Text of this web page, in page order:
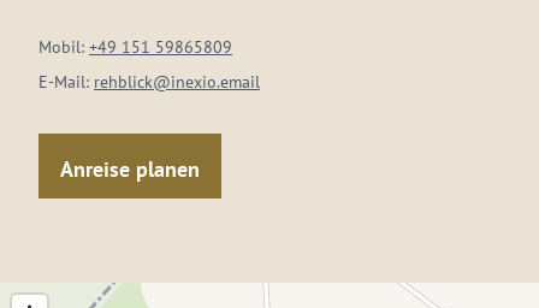
Mobil: +49 151 59865809
E-Mail: rehblick@inexio.email
Anreise planen